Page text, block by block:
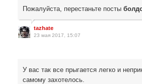
Пожалуйста, перестаньте посты
tazhate
23 мая 2017, 15:07
У вас так все прыгается легко и
самому захотелось.